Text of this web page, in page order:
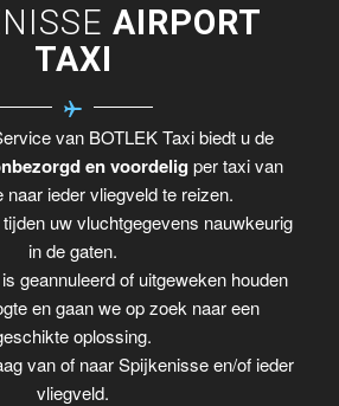
AIRPORT
TAXI
van BOTLEK Taxi biedt u de
en voordelig per taxi van
ieder vliegveld te reizen.
uw vluchtgegevens nauwkeurig
in de gaten.
geannuleerd of uitgeweken houden
en gaan we op zoek naar een
oplossing.
van of naar Spijkenisse en/of ieder
vliegveld.